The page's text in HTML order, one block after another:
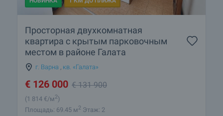
Просторная двухкомнатная
квартира с крытым парковочным
местом в районе Галата
г. Варна кв. «Галата»
€ 126 000 €131 900
(1 814 €/м2)
Площадь: 69.45 м2 Этаж: 2